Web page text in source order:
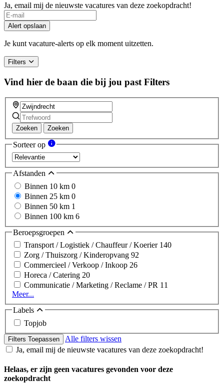
Ja, email mij de nieuwste vacatures van deze zoekopdracht!
Alert opslaan
Je kunt vacature-alerts op elk moment uitzetten.
Filters
Vind hier de baan die bij jou past Filters
Zoeken Zoeken
Sorteer op
Afstanden
Binnen 10 km 0
Binnen 25 km 0
Binnen 50 km 1
Binnen 100 km 6
Beroepsgroepen
Transport / Logistiek / Chauffeur / Koerier 140
Zorg / Thuiszorg / Kinderopvang 92
Commercieel / Verkoop / Inkoop 26
Horeca / Catering 20
Communicatie / Marketing / Reclame / PR 11
Meer...
Labels
Topjob
Filters Toepassen
Alle filters wissen
Ja, email mij de nieuwste vacatures van deze zoekopdracht!
Helaas, er zijn geen vacatures gevonden voor deze
zoekopdracht